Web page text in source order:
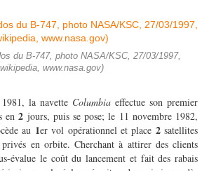
du B-747, photo NASA/KSC, 27/03/1997,
wikipedia, www.nasa.gov)
la navette Columbia effectue son premier
en2 jours, puis se pose; le 11 novembre 1982,
au 1er vol opérationnel et place 2satellites
en orbite. Cherchant à attirer des clients
évalue le coût du lancement et fait des rabais